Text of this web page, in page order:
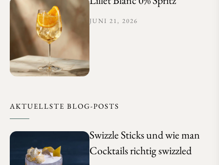
JUNI 21, 2026
AKTUELLSTE BLOG-POSTS
Swizzle Sticks und wie man
Cocktails richtig swizzled